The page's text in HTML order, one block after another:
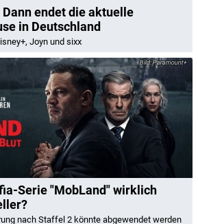
endet die aktuelle
in Deutschland
Joyn und sixx
Paramount+
Serie "MobLand" wirklich
nach Staffel 2 könnte abgewendet werden